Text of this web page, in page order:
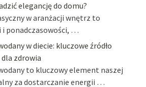
elegancję do domu?
w aranżacji wnętrz to
ponadczasowości, …
w diecie: kluczowe źródło
zdrowia
to kluczowy element naszej
za dostarczanie energii …